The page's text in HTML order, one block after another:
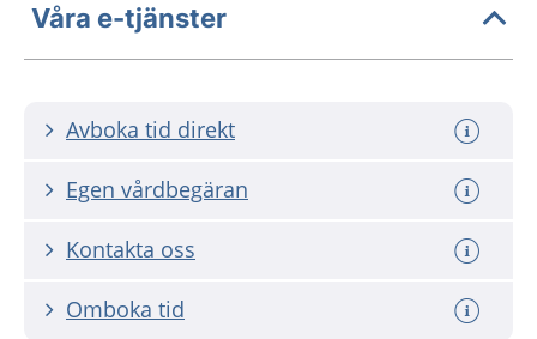
Våra e-tjänster
Avboka tid direkt
Egen vårdbegäran
Kontakta oss
Omboka tid